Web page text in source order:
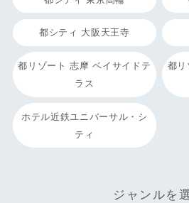
都シティ 大阪天王寺
都リゾート 志摩 ベイサイドテ
ラス
都リ
ホテル近鉄ユニバーサル・シ
ティ
ジャンルを